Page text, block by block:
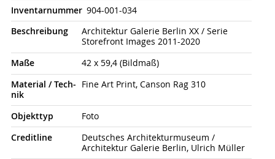
Inventarnummer 904-001-034
Beschrei­bung
Architektur Galerie Berlin XX / Serie
Storefront Images 2011-2020
Maße
42 x 59,4 (Bildmaß)
Material / Tech­
nik
Fine Art Print, Canson Rag 310
Objekt­typ
Foto
Credit­line
Deutsches Architekturmuseum /
Architektur Galerie Berlin, Ulrich Müller